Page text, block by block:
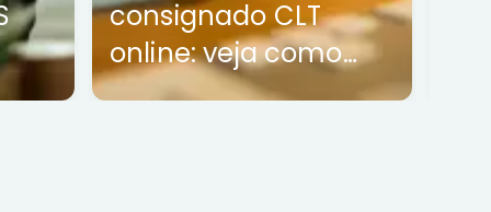
consignado CLT
online: veja como
funciona